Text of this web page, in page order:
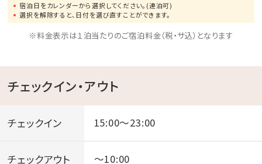
宿泊日をカレンダーから選択してください。(連泊可)
選択を解除すると、日付を選び直すことができます。
※料金表示は１泊当たりのご宿泊料金（税・サ込）となります
チェックイン・アウト
チェックイン 15:00～23:00
チェックアウト ～10:00